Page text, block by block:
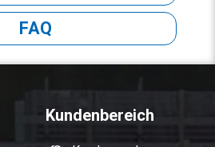
FAQ
Kundenbereich